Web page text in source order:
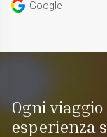
Google
Ogni
esperienza